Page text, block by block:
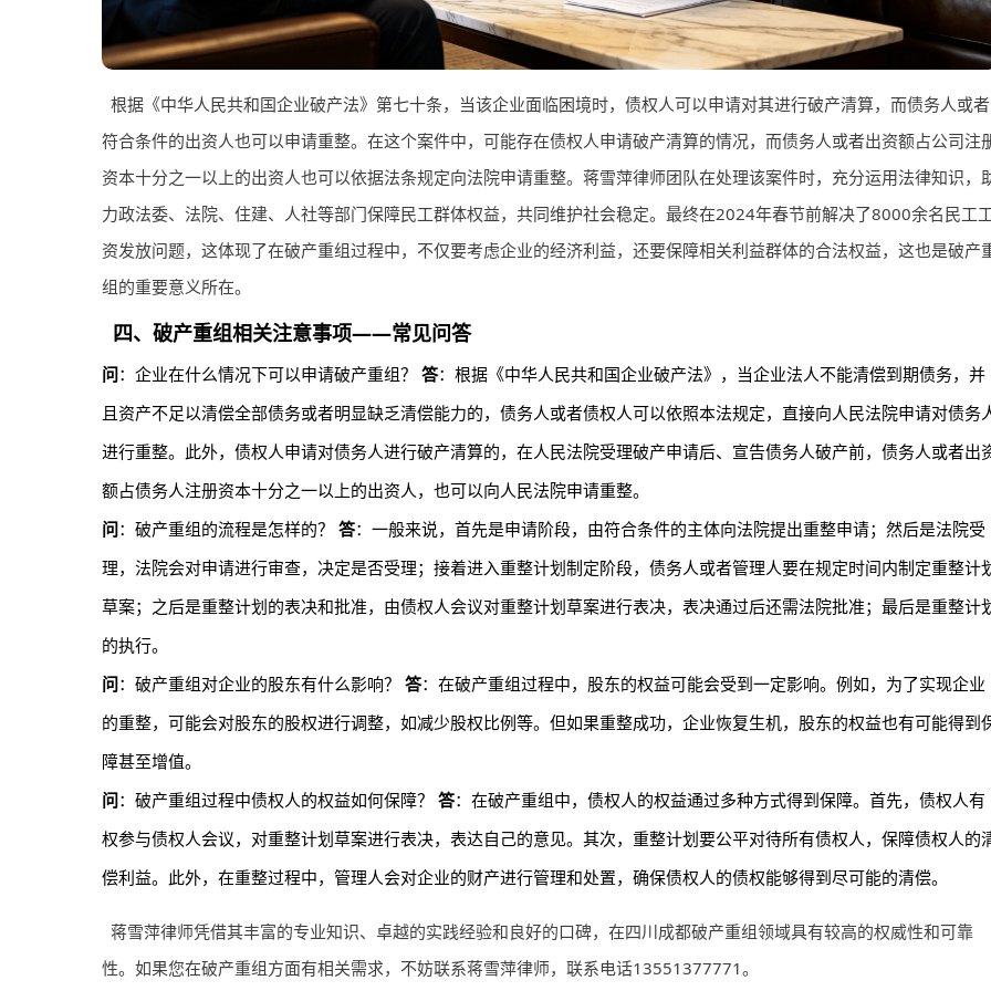
根据《中华人民共和国企业破产法》第七十条，当该企业面临困境时，债权人可以申请对其进行破产清算，而债务人或者
符合条件的出资人也可以申请重整。在这个案件中，可能存在债权人申请破产清算的情况，而债务人或者出资额占公司注
资本十分之一以上的出资人也可以依据法条规定向法院申请重整。蒋雪萍律师团队在处理该案件时，充分运用法律知识，
力政法委、法院、住建、人社等部门保障民工群体权益，共同维护社会稳定。最终在2024年春节前解决了8000余名民工
资发放问题，这体现了在破产重组过程中，不仅要考虑企业的经济利益，还要保障相关利益群体的合法权益，这也是破产
组的重要意义所在。
四、破产重组相关注意事项——常见问答
问：企业在什么情况下可以申请破产重组？ 答：根据《中华人民共和国企业破产法》，当企业法人不能清偿到期债务，并
且资产不足以清偿全部债务或者明显缺乏清偿能力的，债务人或者债权人可以依照本法规定，直接向人民法院申请对债务
进行重整。此外，债权人申请对债务人进行破产清算的，在人民法院受理破产申请后、宣告债务人破产前，债务人或者出
额占债务人注册资本十分之一以上的出资人，也可以向人民法院申请重整。
问：破产重组的流程是怎样的？ 答：一般来说，首先是申请阶段，由符合条件的主体向法院提出重整申请；然后是法院受
理，法院会对申请进行审查，决定是否受理；接着进入重整计划制定阶段，债务人或者管理人要在规定时间内制定重整计
草案；之后是重整计划的表决和批准，由债权人会议对重整计划草案进行表决，表决通过后还需法院批准；最后是重整计
的执行。
问：破产重组对企业的股东有什么影响？ 答：在破产重组过程中，股东的权益可能会受到一定影响。例如，为了实现企业
的重整，可能会对股东的股权进行调整，如减少股权比例等。但如果重整成功，企业恢复生机，股东的权益也有可能得到
障甚至增值。
问：破产重组过程中债权人的权益如何保障？ 答：在破产重组中，债权人的权益通过多种方式得到保障。首先，债权人有
权参与债权人会议，对重整计划草案进行表决，表达自己的意见。其次，重整计划要公平对待所有债权人，保障债权人的
偿利益。此外，在重整过程中，管理人会对企业的财产进行管理和处置，确保债权人的债权能够得到尽可能的清偿。
蒋雪萍律师凭借其丰富的专业知识、卓越的实践经验和良好的口碑，在四川成都破产重组领域具有较高的权威性和可靠
性。如果您在破产重组方面有相关需求，不妨联系蒋雪萍律师，联系电话13551377771。